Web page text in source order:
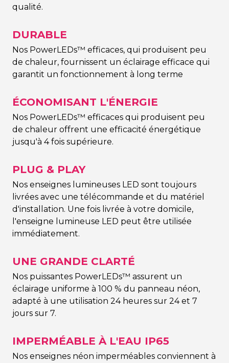
qualité.
DURABLE
Nos PowerLEDs™ efficaces, qui produisent peu
de chaleur, fournissent un éclairage efficace qui
garantit un fonctionnement à long terme
ÉCONOMISANT L'ÉNERGIE
Nos PowerLEDs™ efficaces qui produisent peu
de chaleur offrent une efficacité énergétique
jusqu'à 4 fois supérieure.
PLUG & PLAY
Nos enseignes lumineuses LED sont toujours
livrées avec une télécommande et du matériel
d'installation. Une fois livrée à votre domicile,
l'enseigne lumineuse LED peut être utilisée
immédiatement.
UNE GRANDE CLARTÉ
Nos puissantes PowerLEDs™ assurent un
éclairage uniforme à 100 % du panneau néon,
adapté à une utilisation 24 heures sur 24 et 7
jours sur 7.
IMPERMÉABLE À L'EAU IP65
Nos enseignes néon imperméables conviennent à